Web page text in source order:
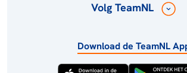
Volg TeamNL
Download de TeamNL